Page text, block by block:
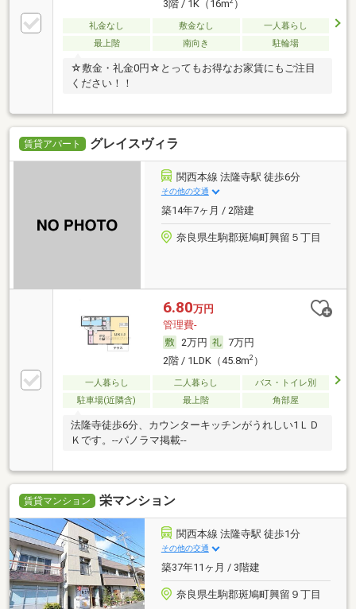
3階 / 1K（16m ）
礼金なし 敷金なし
一人暮らし
最上階
南向き 駐輪場
☆敷金・礼金0円☆とってもお得なお家賃にもご注目
ください！！
賃貸アパート グレイスヴィラ
関西本線 法隆寺駅 徒歩6分
その他の交通
築14年7ヶ月 / 2階建
奈良県生駒郡斑鳩町興留５丁目
6.80万円
管理費-
2万円
7万円
2階 / 1LDK（45.8m2）
一人暮らし 二人暮らし
バス・トイレ別
駐車場(近隣含)
最上階 角部屋
法隆寺徒歩6分、カウンターキッチンがうれしい1ＬＤ
Ｋです。--パノラマ掲載--
賃貸マンション 栄マンション
関西本線 法隆寺駅 徒歩1分
その他の交通
築37年11ヶ月 / 3階建
奈良県生駒郡斑鳩町興留９丁目